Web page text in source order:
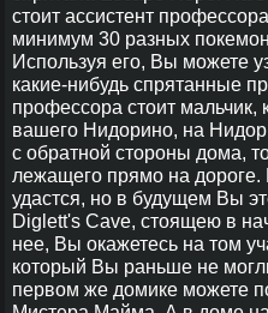
стоит ассистент
минимум 30 разных
Используя его, Вы можете
какие-нибудь спрятанные
профессора стоит
вашего Нидорино, на
с обратной стороны дома,
лежащего прямо на дороге.
удастся, но в будущем Вы
Diglett's Cave, стоящею в
нее, Вы окажетесь на том
который Вы раньше не
первом же домике можете